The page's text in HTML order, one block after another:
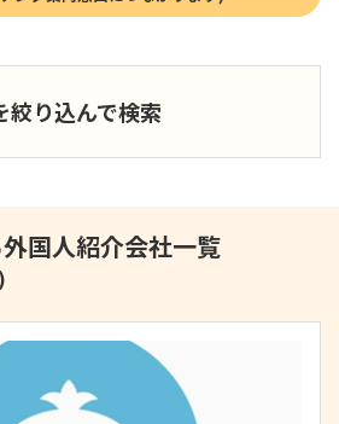
絞り込んで検索
国人紹介会社一覧